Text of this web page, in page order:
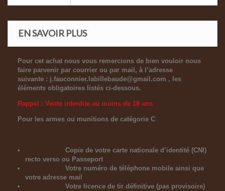
EN SAVOIR PLUS
Pour cet achat nous vous remercions de bien vouloir nous
faire parvenir par courrier ou par mail, à l’adresse
suivante : j.fauconnier.labillebaude@gmail.com , les
éléments obligatoires listés ci-dessous.
Rappel : Vente interdite au moins de 18 ans
Pour les armes ou munitions de catégorie C
Copie de votre carte nationale d’identité (CNI)
recto verso ou Passeport
Votre numéro de téléphone mobile ainsi que
votre adresse mail
Votre licence de tir définitive (pas provisoire)